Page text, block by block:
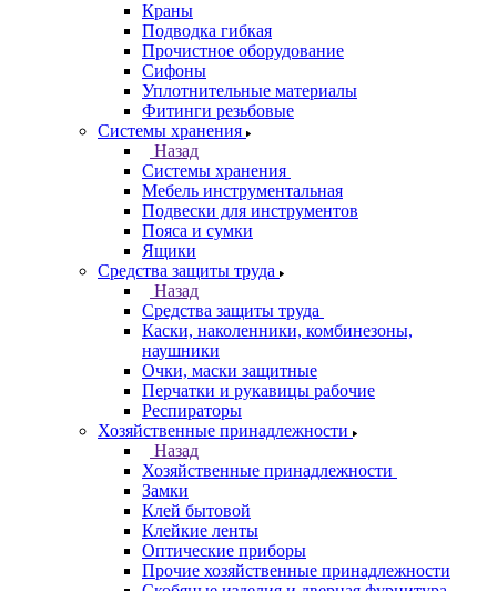
Краны
Подводка гибкая
Прочистное оборудование
Сифоны
Уплотнительные материалы
Фитинги резьбовые
Системы хранения
Назад
Системы хранения
Мебель инструментальная
Подвески для инструментов
Пояса и сумки
Ящики
Средства защиты труда
Назад
Средства защиты труда
Каски, наколенники, комбинезоны,
наушники
Очки, маски защитные
Перчатки и рукавицы рабочие
Респираторы
Хозяйственные принадлежности
Назад
Хозяйственные принадлежности
Замки
Клей бытовой
Клейкие ленты
Оптические приборы
Прочие хозяйственные принадлежности